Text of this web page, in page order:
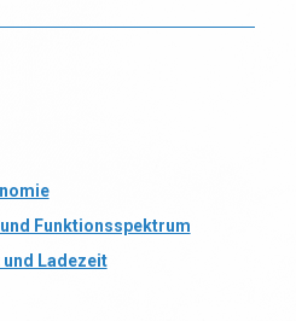
Funktionsspektrum
Ladezeit